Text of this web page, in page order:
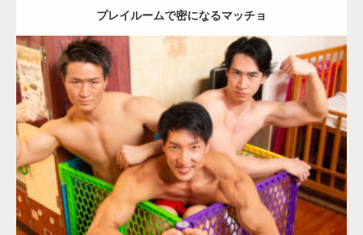
プレイルームで密になるマッチョ
Update:2023.02.11
Category: 筋肉銭湯2 その他 AKIHITO(細マッチョ) SOSUKE YOSHI
上腕二頭筋 肩 川口 (埼玉)
ダウンロード